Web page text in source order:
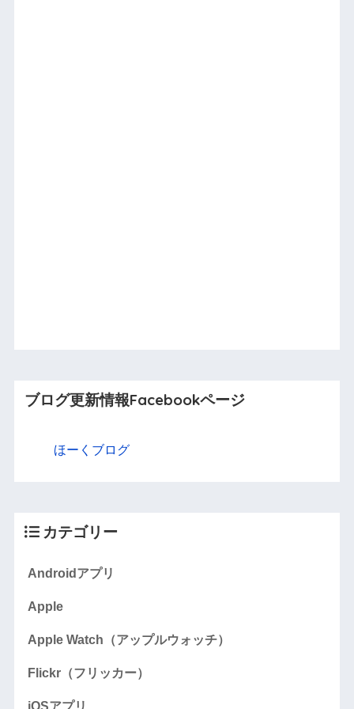
ブログ更新情報Facebookページ
ほーくブログ
カテゴリー
Androidアプリ
Apple
Apple Watch（アップルウォッチ）
Flickr（フリッカー）
iOSアプリ